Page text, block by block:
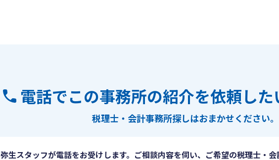
電話でこの事務所の紹介を依頼した
税理士・会計事務所探しはおまかせください。
弥生スタッフが電話をお受けします。ご相談内容を伺い、ご希望の税理士・会